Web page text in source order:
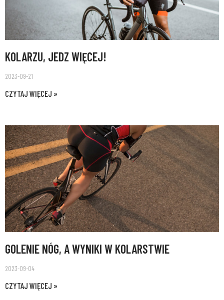
KOLARZU, JEDZ WIĘCEJ!
2023-09-21
CZYTAJ WIĘCEJ »
GOLENIE NÓG, A WYNIKI W KOLARSTWIE
2023-09-04
CZYTAJ WIĘCEJ »